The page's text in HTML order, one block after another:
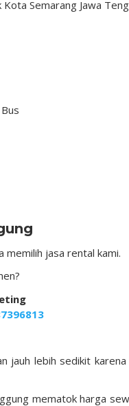
Semarang Jawa
memilih jasa rental kami.
jauh lebih sedikit
mematok harga